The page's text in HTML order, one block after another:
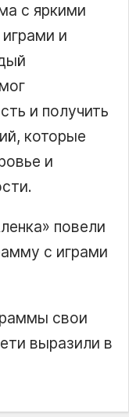
с яркими
и
и получить
которые
и
повели
с играми
свои
выразили в